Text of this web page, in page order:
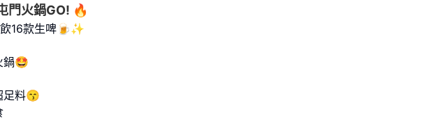
門火鍋GO! 🔥
16款生啤🍺✨
鍋🤩
足料😙